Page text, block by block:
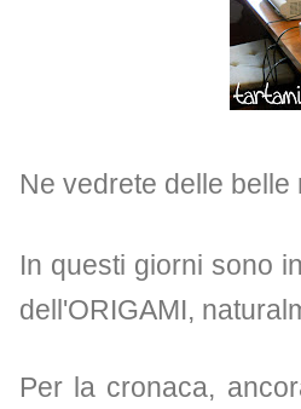
Ne vedrete delle belle
In questi giorni sono
dell'ORIGAMI,
Per la cronaca,